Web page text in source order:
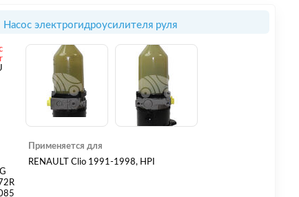
Насос электрогидроусилителя руля
Применяется для
RENAULT Clio 1991-1998, HPI